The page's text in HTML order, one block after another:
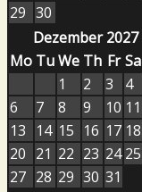
29 30
Dezember 2027
Mo TuWe Th Fr Sa
1
2 3 4
6
7 8 9 10 11
13
14 15 16 17 18
20 21 22 23 24 25
27 28 29 30 31